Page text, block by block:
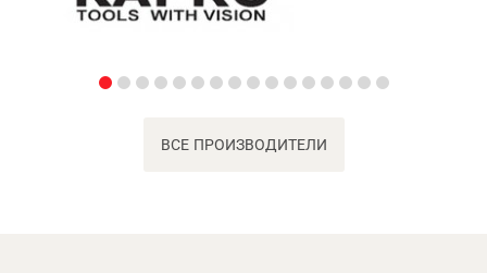
ВСЕ ПРОИЗВОДИТЕЛИ